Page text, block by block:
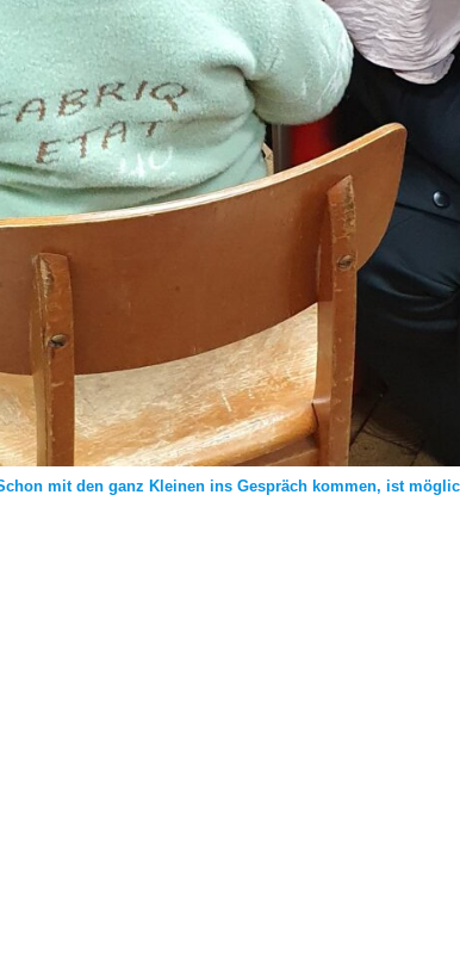
mit den ganz Kleinen ins Gespräch kommen, ist